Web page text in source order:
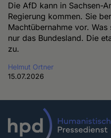
Die AfD kann in Sachsen-
Regierung kommen. Sie
Machtübernahme vor.
nur das Bundesland. Die
zu.
Helmut Ortner
15.07.2026